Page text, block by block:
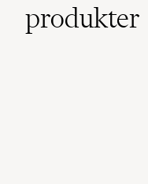
produkter